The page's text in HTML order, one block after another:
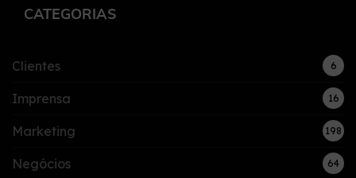
CATEGORIAS
Clientes 6
Imprensa 16
Marketing 198
Negócios 64